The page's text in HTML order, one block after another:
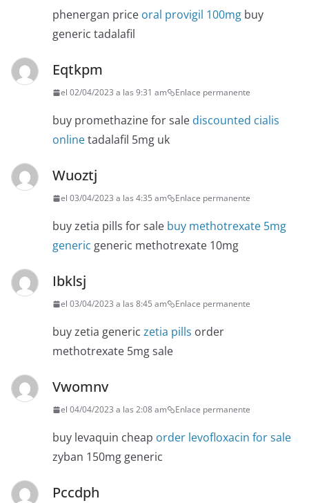
phenergan price oral provigil 100mg buy
generic tadalafil
Eqtkpm
el 02/04/2023 a las 9:31 am Enlace permanente
buy promethazine for sale discounted cialis
onlinetadalafil 5mg uk
Wuoztj
el 03/04/2023 a las 4:35 am Enlace permanente
buy zetia pills for sale buy methotrexate 5mg
generic generic methotrexate 10mg
Ibklsj
el 03/04/2023 a las 8:45 am Enlace permanente
buy zetia generic zetia pills order
methotrexate 5mg sale
Vwomnv
el 04/04/2023 a las 2:08 am Enlace permanente
buy levaquin cheap order levofloxacin for sale
zyban 150mg generic
Pccdph